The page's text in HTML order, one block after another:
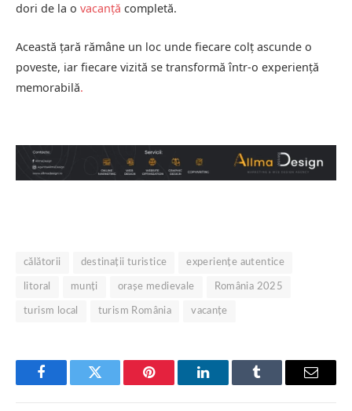
dori de la o vacanță completă.
Această țară rămâne un loc unde fiecare colț ascunde o
poveste, iar fiecare vizită se transformă într-o experiență
memorabilă.
călătorii destinații turistice experiențe autentice
litoral munți orașe medievale România 2025
turism local turism România vacanțe
FacebookTwitter Pinterest LinkedInTumblr Email